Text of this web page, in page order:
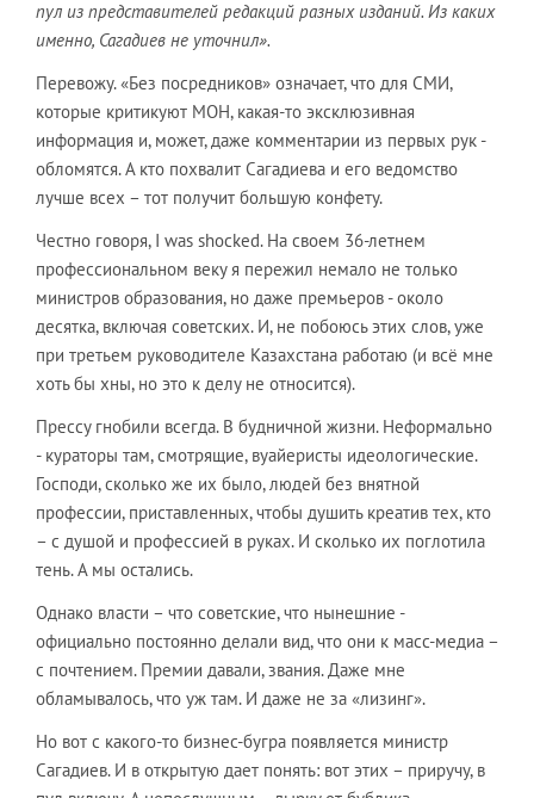
пул из представителей редакций разных изданий. Из каких
именно, Сагадиев не уточнил».
Перевожу. «Без посредников» означает, что для СМИ,
которые критикуют МОН, какая-то эксклюзивная
информация и, может, даже комментарии из первых рук -
обломятся. А кто похвалит Сагадиева и его ведомство
лучше всех – тот получит большую конфету.
Честно говоря, I was shocked. На своем 36-летнем
профессиональном веку я пережил немало не только
министров образования, но даже премьеров - около
десятка, включая советских. И, не побоюсь этих слов, уже
при третьем руководителе Казахстана работаю (и всё мне
хоть бы хны, но это к делу не относится).
Прессу гнобили всегда. В будничной жизни. Неформально
- кураторы там, смотрящие, вуайеристы идеологические.
Господи, сколько же их было, людей без внятной
профессии, приставленных, чтобы душить креатив тех, кто
– с душой и профессией в руках. И сколько их поглотила
тень. А мы остались.
Однако власти – что советские, что нынешние -
официально постоянно делали вид, что они к масс-медиа –
с почтением. Премии давали, звания. Даже мне
обламывалось, что уж там. И даже не за «лизинг».
Но вот с какого-то бизнес-бугра появляется министр
Сагадиев. И в открытую дает понять: вот этих – приручу, в